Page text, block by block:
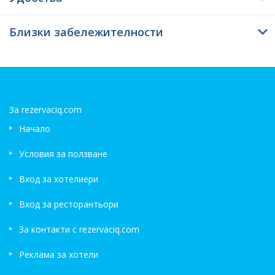
Близки забележителности
За rezervaciq.com
Начало
Условия за ползване
Вход за хотелиери
Вход за ресторантьори
За контакти с rezervaciq.com
Реклама за хотели